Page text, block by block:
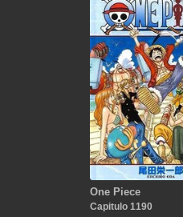
One Piece
Capitulo 1190